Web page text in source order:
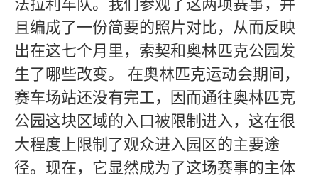
法拉利车队。我们参观了这两项赛事，并
且编成了一份简要的照片对比，从而反映
出在这七个月里，索契和奥林匹克公园发
生了哪些改变。 在奥林匹克运动会期间，
赛车场站还没有完工，因而通往奥林匹克
公园这块区域的入口被限制进入，这在很
大程度上限制了观众进入园区的主要途
径。现在，它显然成为了这场赛事的主体